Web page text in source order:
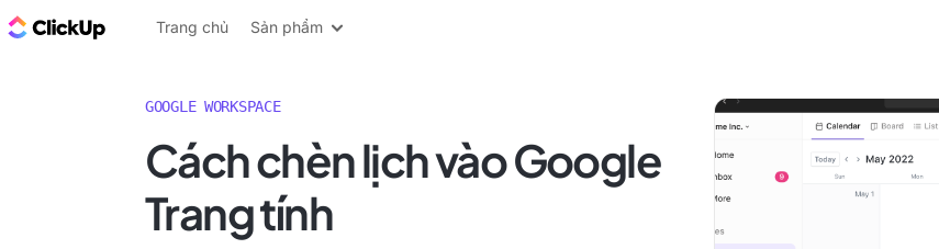
ClickUp Blog
Trang chủ Sản phẩm
GOOGLE WORKSPACE
Cách chèn lịch vào Google
Trang tính